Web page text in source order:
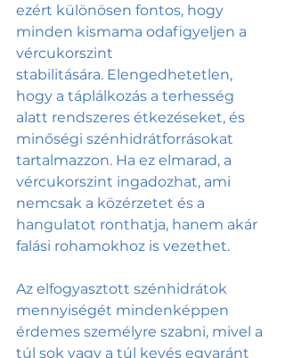
ezért különösen fontos, hogy
minden kismama odafigyeljen a
vércukorszint
stabilitására. Elengedhetetlen,
hogy a táplálkozás a terhesség
alatt rendszeres étkezéseket, és
minőségi szénhidrátforrásokat
tartalmazzon. Ha ez elmarad, a
vércukorszint ingadozhat, ami
nemcsak a közérzetet és a
hangulatot ronthatja, hanem akár
falási rohamokhoz is vezethet.
Az elfogyasztott szénhidrátok
mennyiségét mindenképpen
érdemes személyre szabni, mivel a
túl sok vagy a túl kevés egyaránt